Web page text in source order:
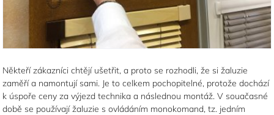
Někteří zákazníci chtějí ušetřit, a proto se rozhodli, že si žaluzie
zaměří a namontují sami. Je to celkem pochopitelné, protože dochází
k úspoře ceny za výjezd technika a následnou montáž. V souačasné
době se používají žaluzie s ovládáním monokomand, tz. jedním